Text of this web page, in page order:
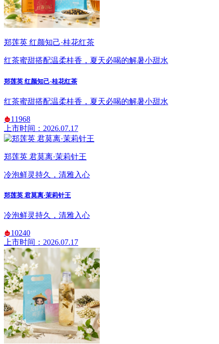
郑莲英 红颜知己·桂花红茶
红茶蜜甜搭配温柔桂香，夏天必喝的解暑小甜水
郑莲英 红颜知己·桂花红茶
红茶蜜甜搭配温柔桂香，夏天必喝的解暑小甜水
11968
上市时间：2026.07.17
郑莲英 君莫离·茉莉针王
冷泡鲜灵持久，清雅入心
郑莲英 君莫离·茉莉针王
冷泡鲜灵持久，清雅入心
10240
上市时间：2026.07.17